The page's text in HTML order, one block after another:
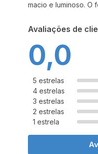
macio e luminoso. O
Avaliações de
0,0
5 estrelas
4 estrelas
3 estrelas
2 estrelas
1 estrela